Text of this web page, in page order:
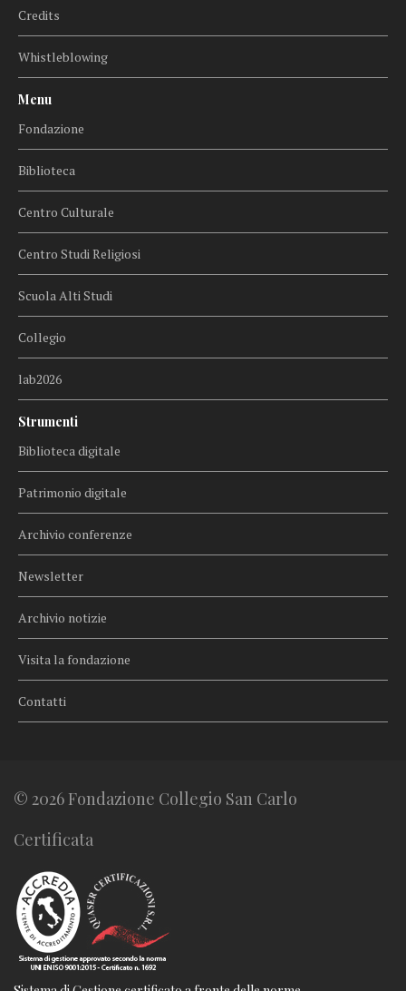
Credits
Whistleblowing
Menu
Fondazione
Biblioteca
Centro Culturale
Centro Studi Religiosi
Scuola Alti Studi
Collegio
lab2026
Strumenti
Biblioteca digitale
Patrimonio digitale
Archivio conferenze
Newsletter
Archivio notizie
Visita la fondazione
Contatti
© 2026 Fondazione Collegio San Carlo
Certificata